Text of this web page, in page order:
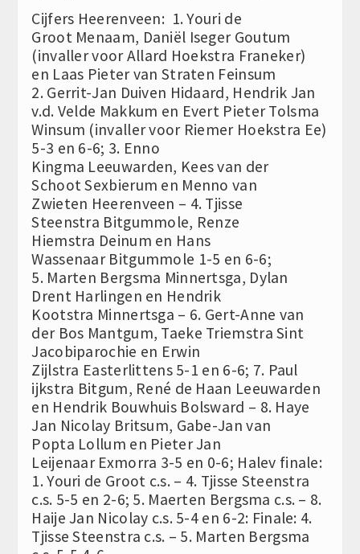
Cijfers Heerenveen: 1. Youri de
Groot Menaam, Daniël Iseger Goutum
(invaller voor Allard Hoekstra Franeker)
en Laas Pieter van Straten Feinsum
2. Gerrit-Jan Duiven Hidaard, Hendrik Jan
v.d. Velde Makkum en Evert Pieter Tolsma
Winsum (invaller voor Riemer Hoekstra Ee)
5-3 en 6-6; 3. Enno
Kingma Leeuwarden, Kees van der
Schoot Sexbierum en Menno van
Zwieten Heerenveen – 4. Tjisse
Steenstra Bitgummole, Renze
Hiemstra Deinum en Hans
Wassenaar Bitgummole 1-5 en 6-6;
5. Marten Bergsma Minnertsga, Dylan
Drent Harlingen en Hendrik
Kootstra Minnertsga – 6. Gert-Anne van
der Bos Mantgum, Taeke Triemstra Sint
Jacobiparochie en Erwin
Zijlstra Easterlittens 5-1 en 6-6; 7. Paul
ijkstra Bitgum, René de Haan Leeuwarden
en Hendrik Bouwhuis Bolsward – 8. Haye
Jan Nicolay Britsum, Gabe-Jan van
Popta Lollum en Pieter Jan
Leijenaar Exmorra 3-5 en 0-6; Halev finale:
1. Youri de Groot c.s. – 4. Tjisse Steenstra
c.s. 5-5 en 2-6; 5. Maerten Bergsma c.s. – 8.
Haije Jan Nicolay c.s. 5-4 en 6-2: Finale: 4.
Tjisse Steenstra c.s. – 5. Marten Bergsma